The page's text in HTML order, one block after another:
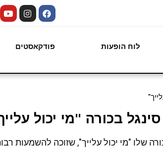
לוח הופעות פודקאסטים
בכורה "מי יכול
שמשיק את סינגל הבכורה שלו "מי יכול עלייך", שזוכה להשמעות